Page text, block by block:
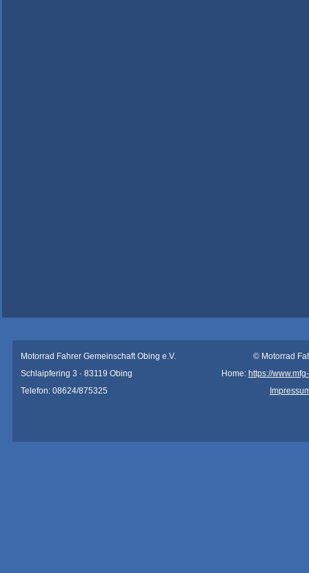
Motorrad Fahrer Gemeinschaft Obing e.V.
© Motorrad
Schlaipfering 3 · 83119 Obing
Home: https://
Telefon: 08624/875325